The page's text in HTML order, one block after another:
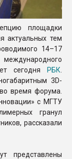
площадки
актуальных тем
14–17
сегодня
РБК
3D-
время форума.
с МГТУ
гранул
рассказали
представлены